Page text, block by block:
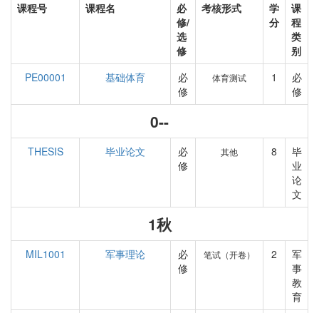
课程号 课程名
必
修/
选
修
考核形式
学
分
课
程
类
别
PE00001
基础体育
必
修
体育测试 1
必
修
0--
THESIS 毕业论文
必
修
其他 8
毕
业
论
文
1秋
MIL1001 军事理论
必
修
笔试（开卷） 2
军
事
教
育